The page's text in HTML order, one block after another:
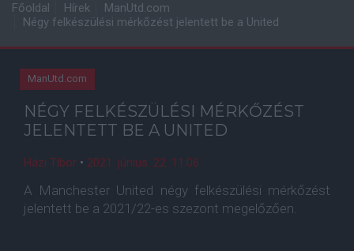
Főoldal Hírek
ManUtd.com
Négy felkészülési mérkőzést jelentett be a United
ManUtd.com
NÉGY FELKÉSZÜLÉSI MÉRKŐZÉST
JELENTETT BE A UNITED
Házi Tibor • 2021. június. 22. 11:06
A Manchester United négy felkészülési mérkőzést
jelentett be a 2021/22-es szezont megelőzően.